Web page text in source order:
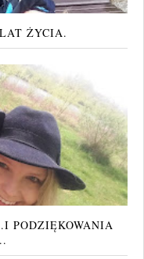
ŻYCIA.
PODZIĘKOWANIA